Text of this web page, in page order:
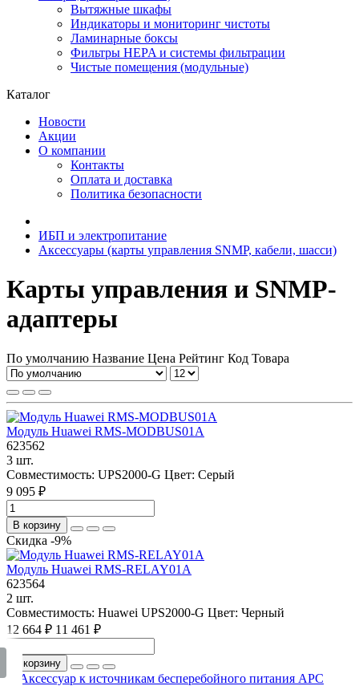
Вытяжные шкафы
Индикаторы и мониторинг чистоты
Ламинарные боксы
Фильтры HEPA и системы фильтрации
Чистые помещения (модульные)
Каталог
Новости
Акции
О компании
Контакты
Оплата и доставка
Политика безопасности
ИБП и электропитание
Аксессуары (карты управления SNMP, кабели, шасси)
Карты управления и SNMP-
адаптеры
По умолчанию Название Цена Рейтинг Код Товара
Модуль Huawei RMS-MODBUS01A
623562
3 шт.
Совместимость: UPS2000-G Цвет: Серый
9 095 ₽
В корзину
Скидка -9%
Модуль Huawei RMS-RELAY01A
623564
2 шт.
Совместимость: Huawei UPS2000-G Цвет: Черный
12 664 ₽ 11 461 ₽
В корзину